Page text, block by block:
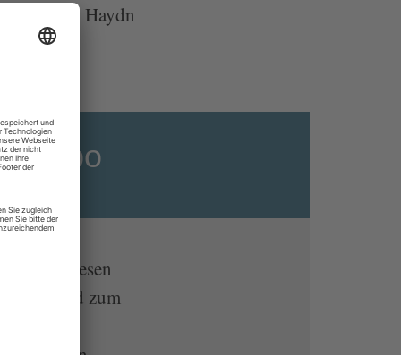
breit, die Haydn
Abo
online lesen
App und zum